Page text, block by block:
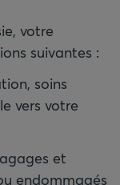
votre
suivantes :
soins
vers votre
et
endommagés